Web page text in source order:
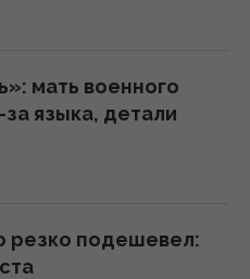
– более 50: в ОВА
шестой год
с агитаторами
мать военного
языка, детали
резко подешевел: